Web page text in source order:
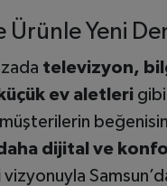
Ürünle Yeni
televizyon,
ev aletlerigibi
dijital ve
vizyonuyla